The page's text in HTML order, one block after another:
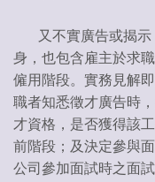
又不實廣告或揭示
身，也包含雇主於求
僱用階段。實務見解
職者知悉徵才廣告時
才資格，是否獲得該
前階段；及決定參與
公司參加面試時之面